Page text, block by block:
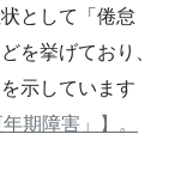
として「倦怠
を挙げており、
示しています
期障害」 】。